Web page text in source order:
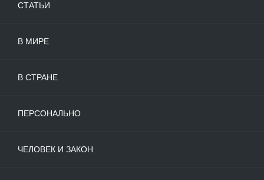
СТАТЬИ
В МИРЕ
В СТРАНЕ
ПЕРСОНАЛЬНО
ЧЕЛОВЕК И ЗАКОН